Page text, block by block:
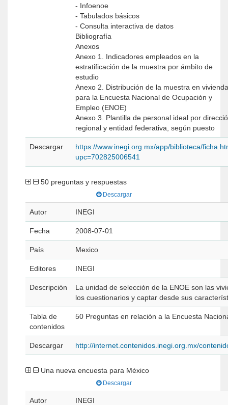
- Infoenoe
- Tabulados básicos
- Consulta interactiva de datos
Bibliografía
Anexos
Anexo 1. Indicadores empleados en la
estratificación de la muestra por ámbito de
estudio
Anexo 2. Distribución de la muestra en
para la Encuesta Nacional de Ocupación y
Empleo (ENOE)
Anexo 3. Plantilla de personal ideal por
regional y entidad federativa, según puesto
Descargar
https://www.inegi.org.mx/app/biblioteca/
upc=702825006541
50 preguntas y respuestas
Descargar
Autor INEGI
Fecha 2008-07-01
País Mexico
Editores INEGI
Descripción
La unidad de selección de la ENOE son las
los cuestionarios y captar desde sus
Tabla de
contenidos
50 Preguntas en relación a la Encuesta
Descargar http://internet.contenidos.inegi.org.mx/
Una nueva encuesta para México
Descargar
Autor INEGI